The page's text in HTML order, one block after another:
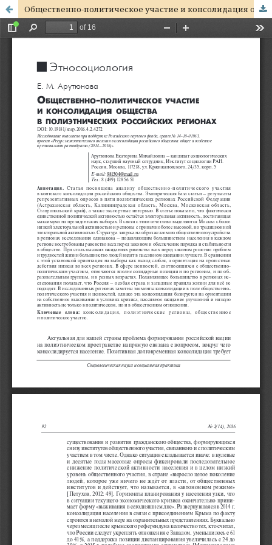
Общественно-политическое участие и консолидация общества в полиэтнических российских регионах